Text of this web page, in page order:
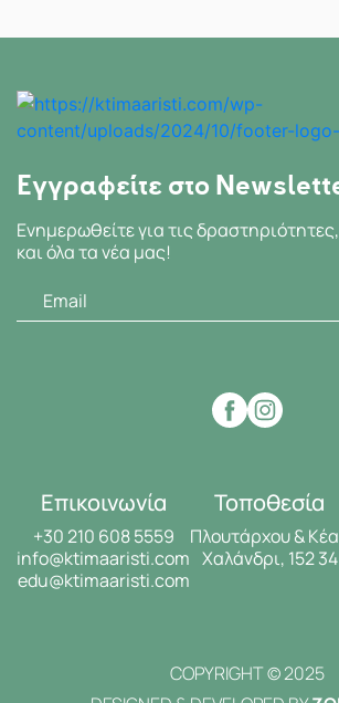
Εγγραφείτε στο
Ενημερωθείτε για τις
και όλα τα νέα μας!
Επικοινωνία
+30 210 608 5559
info@ktimaaristi.com
edu@ktimaaristi.com
Τοποθεσία
Πλουτάρχου &
Χαλάνδρι, 152 34
COPYRIGHT © 2025